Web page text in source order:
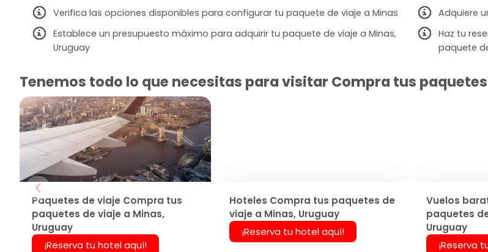
Verifica las opciones disponibles para configurar tu paquete de viaje a Minas
Adquiere
Establece un presupuesto máximo para adquirir tu paquete de viaje a Minas,
Uruguay
Haz tu
paquete
Tenemos todo lo que necesitas para visitar Compra tus
Paquetes de viaje Compra tus
paquetes de viaje a Minas,
Uruguay
¡Reserva tu hotel aquí!
Hoteles Compra tus paquetes de
viaje a Minas, Uruguay
¡Reserva tu hotel aquí!
Vuelos
paquetes
Uruguay
¡Reserva